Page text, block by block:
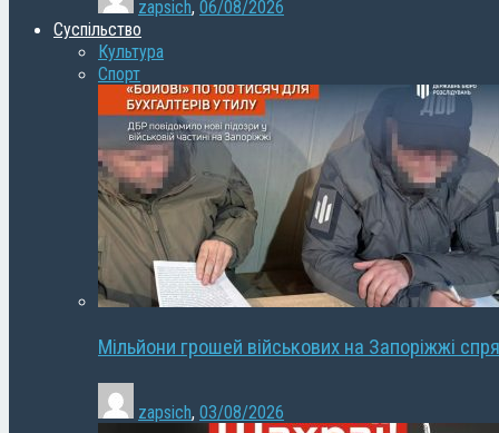
zapsich, 06/08/2026
Суспільство
Культура
Спорт
Мільйони грошей військових на Запоріжжі
zapsich, 03/08/2026